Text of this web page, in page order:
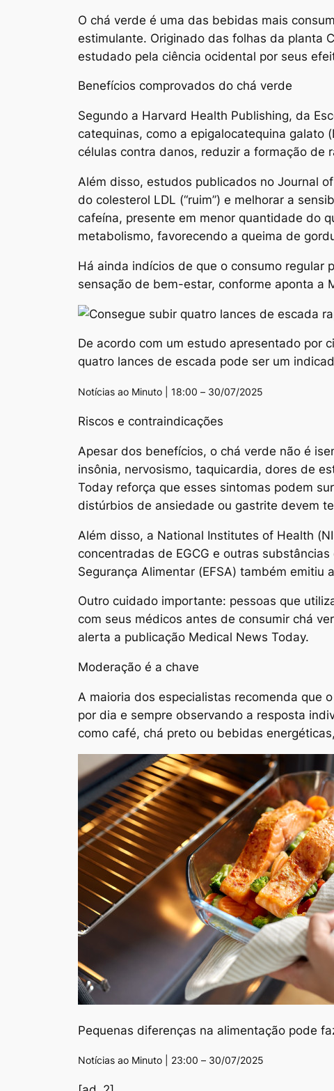
O chá verde é uma das bebidas mais
estimulante. Originado das folhas da planta
estudado pela ciência ocidental por seus
Benefícios comprovados do chá verde
Segundo a Harvard Health Publishing, da
catequinas, como a epigalocatequina galato
células contra danos, reduzir a formação de
Além disso, estudos publicados no Journal
do colesterol LDL (“ruim”) e melhorar a
cafeína, presente em menor quantidade do
metabolismo, favorecendo a queima de
Há ainda indícios de que o consumo regular
sensação de bem-estar, conforme aponta a
De acordo com um estudo apresentado por
quatro lances de escada pode ser um
Notícias ao Minuto | 18:00 – 30/07/2025
Riscos e contraindicações
Apesar dos benefícios, o chá verde não é
insônia, nervosismo, taquicardia, dores de
Today reforça que esses sintomas podem
distúrbios de ansiedade ou gastrite devem
Além disso, a National Institutes of Health
concentradas de EGCG e outras
Segurança Alimentar (EFSA) também
Outro cuidado importante: pessoas que
com seus médicos antes de consumir chá
alerta a publicação Medical News Today.
Moderação é a chave
A maioria dos especialistas recomenda que
por dia e sempre observando a resposta
como café, chá preto ou bebidas
Pequenas diferenças na alimentação pode
Notícias ao Minuto | 23:00 – 30/07/2025